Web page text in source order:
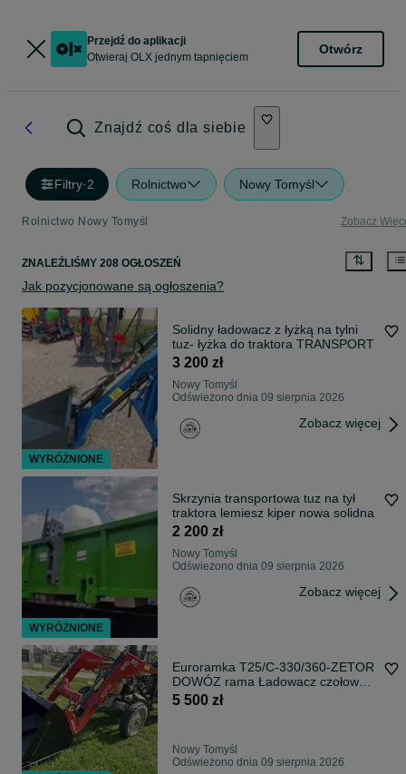
Przejdź do aplikacji
Otwieraj OLX jednym tapnięciem
Otwórz
Znajdź coś dla siebie
Filtry·2 Rolnictwo Nowy Tomyśl
Rolnictwo Nowy Tomyśl Zobacz
ZNALEŹLIŚMY 208 OGŁOSZEŃ
Jak pozycjonowane są ogłoszenia?
Solidny ładowacz z łyżką na tylni
tuz- łyżka do traktora TRANSPORT
3 200 zł
Nowy Tomyśl
Odświeżono dnia 09 sierpnia 2026
Zobacz więcej
Skrzynia transportowa tuz na tył
traktora lemiesz kiper nowa solidna
2 200 zł
Nowy Tomyśl
Odświeżono dnia 09 sierpnia 2026
Zobacz więcej
Euroramka T25/C-330/360-ZETOR
DOWÓZ rama Ładowacz czołowy
WOLMET V700
5 500 zł
Nowy Tomyśl
Odświeżono dnia 09 sierpnia 2026
WYRÓŻNIONE
WYRÓŻNIONE